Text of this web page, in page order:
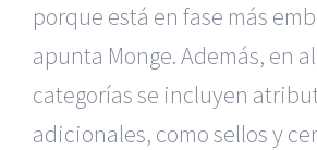
porque está en fase más
apunta Monge. Además, en
categorías se incluyen
adicionales, como sellos y